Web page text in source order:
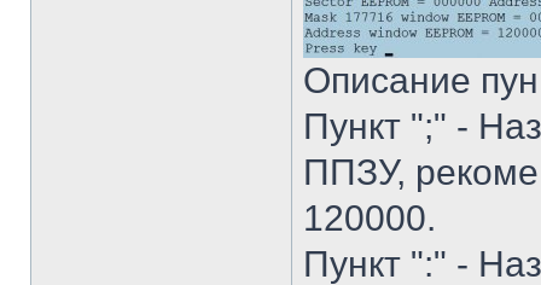
Описание
Пункт ";" -
ППЗУ,
120000.
Пункт ":" -